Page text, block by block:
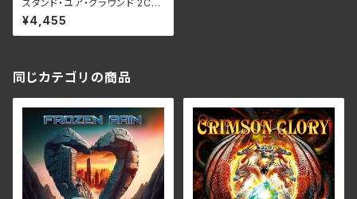
スタンド‧ユア‧グラウンド 2CD
デラックス‧エディション/ワイル
ド‧ホーシズ BELLE-264402
-3(仕様:SHM-CD +CD)
¥4,455
同じカテゴリの商品